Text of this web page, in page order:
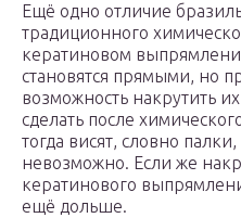
Ещё одно отличие
традиционного
кератиновом
становятся прямыми, но
возможность накрутить
сделать после
тогда висят, словно
невозможно. Если же
кератинового
ещё дольше.